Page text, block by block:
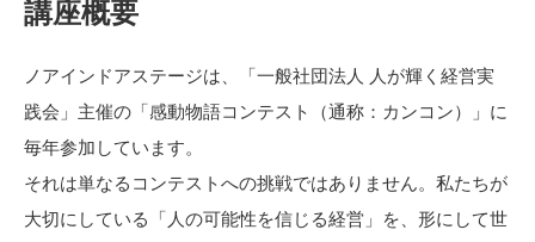
講座概要
ノアインドアステージは、「一般社団法人 人が輝く経営実
践会」主催の「感動物語コンテスト（通称：カンコン）」に
毎年参加しています。
それは単なるコンテストへの挑戦ではありません。私たちが
大切にしている「人の可能性を信じる経営」を、形にして世